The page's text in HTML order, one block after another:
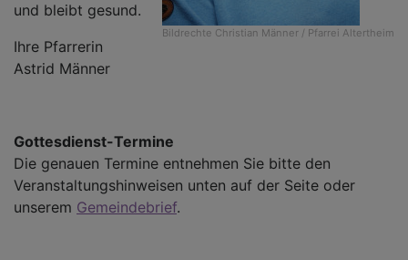
Bildrechte Christian Männer / Pfarrei Altertheim
und bleibt gesund.
Ihre Pfarrerin
Astrid Männer
Gottesdienst-Termine
Die genauen Termine entnehmen Sie bitte den
Veranstaltungshinweisen unten auf der Seite oder
unserem Gemeindebrief.